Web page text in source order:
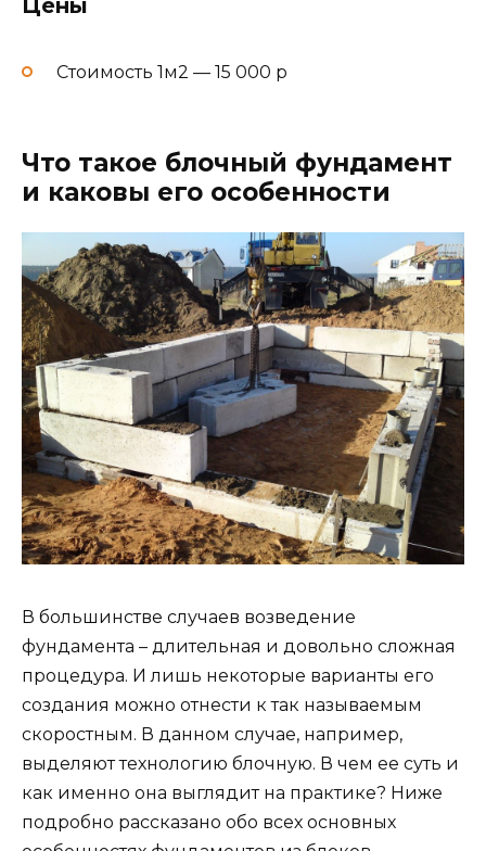
Цены
Стоимость 1м2 — 15 000 р
Что такое блочный фундамент
и каковы его особенности
В большинстве случаев возведение
фундамента – длительная и довольно сложная
процедура. И лишь некоторые варианты его
создания можно отнести к так называемым
скоростным. В данном случае, например,
выделяют технологию блочную. В чем ее суть и
как именно она выглядит на практике? Ниже
подробно рассказано обо всех основных